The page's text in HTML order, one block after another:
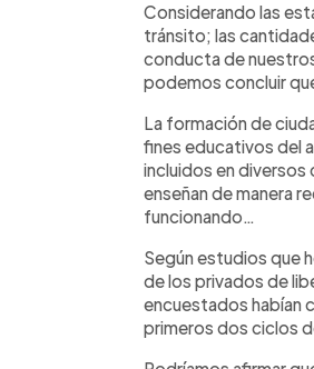
Considerando las
tránsito; las
conducta de
podemos concluir
La formación de
fines educativos del
incluidos en
enseñan de manera
funcionando…
Según estudios que
de los privados de
encuestados habían
primeros dos ciclos